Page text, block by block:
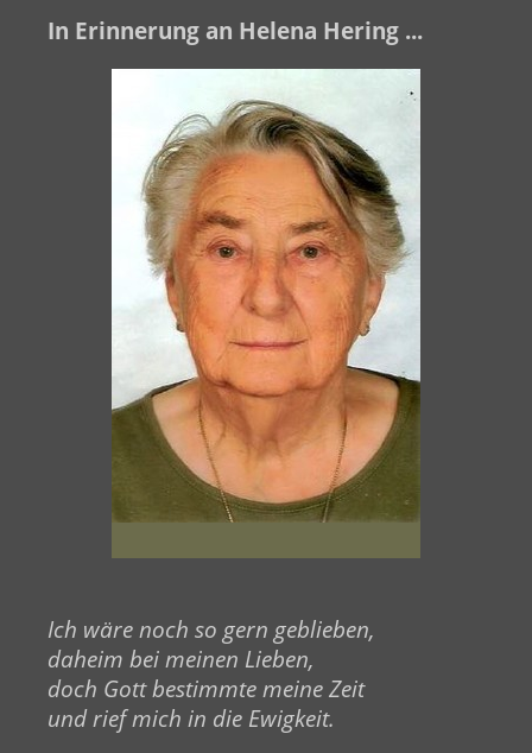
In Erinnerung an Helena Hering ...
Ich wäre noch so gern geblieben,
daheim bei meinen Lieben,
doch Gott bestimmte meine Zeit
und rief mich in die Ewigkeit.